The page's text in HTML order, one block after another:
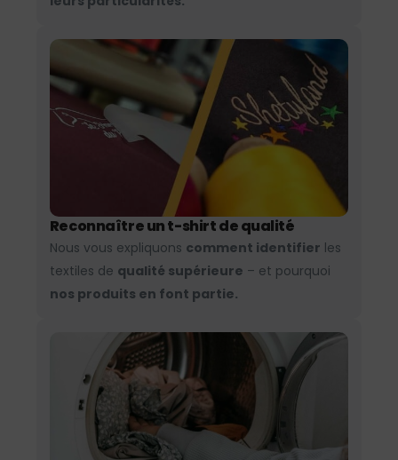
Reconnaître un t-shirt de qualité
Nous vous expliquons comment identifier les
textiles de qualité supérieure – et pourquoi
nos produits en font partie.